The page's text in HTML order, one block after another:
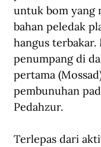
untuk bom yang
bahan peledak
hangus terbakar.
penumpang di
pertama
pembunuhan
Pedahzur.
Terlepas dari